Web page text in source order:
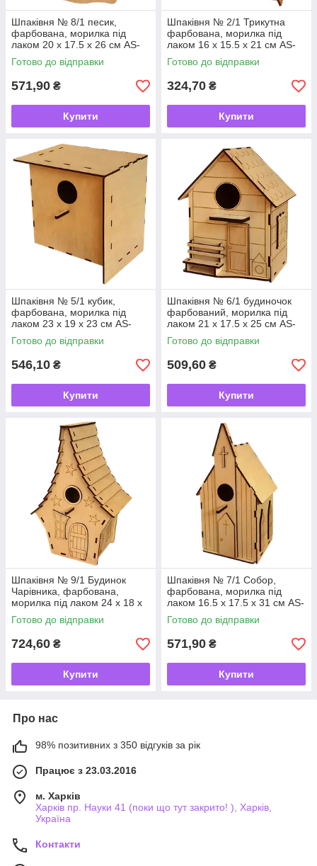
Шпаківня № 8/1 песик,
фарбована, морилка під
лаком 20 х 17.5 х 26 см AS-
4365
Готово до відправки
571,90 ₴
Купити
Шпаківня № 2/1 Трикутна
фарбована, морилка під
лаком 16 х 15.5 х 21 см AS-
4359
Готово до відправки
324,70 ₴
Купити
Шпаківня № 5/1 кубик,
фарбована, морилка під
лаком 23 х 19 х 23 см AS-
4362
Готово до відправки
546,10 ₴
Купити
Шпаківня № 6/1 будиночок
фарбований, морилка під
лаком 21 х 17.5 х 25 см AS-
4363
Готово до відправки
509,60 ₴
Купити
Шпаківня № 9/1 Будинок
Чарівника, фарбована,
морилка під лаком 24 х 18 х
35 см AS-4368
Готово до відправки
724,60 ₴
Купити
Шпаківня № 7/1 Собор,
фарбована, морилка під
лаком 16.5 х 17.5 х 31 см AS-
4364
Готово до відправки
571,90 ₴
Купити
Про нас
98% позитивних з 350 відгуків за рік
Працює з 23.03.2016
м. Харків
Харків пр. Науки 41 (поки що тут закрито! ), Харків,
Україна
Контакти